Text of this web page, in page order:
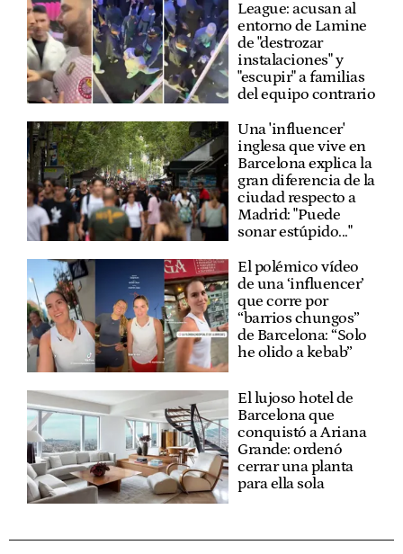
League: acusan al
entorno de Lamine
de "destrozar
instalaciones" y
"escupir" a familias
del equipo contrario
Una 'influencer'
inglesa que vive en
Barcelona explica la
gran diferencia de la
ciudad respecto a
Madrid: "Puede
sonar estúpido..."
El polémico vídeo
de una ‘influencer’
que corre por
“barrios chungos”
de Barcelona: “Solo
he olido a kebab”
El lujoso hotel de
Barcelona que
conquistó a Ariana
Grande: ordenó
cerrar una planta
para ella sola